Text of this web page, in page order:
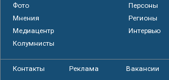
Фото
Персоны
Мнения
Регионы
Медиацентр
Интервью
Колумнисты
Контакты Реклама Вакансии